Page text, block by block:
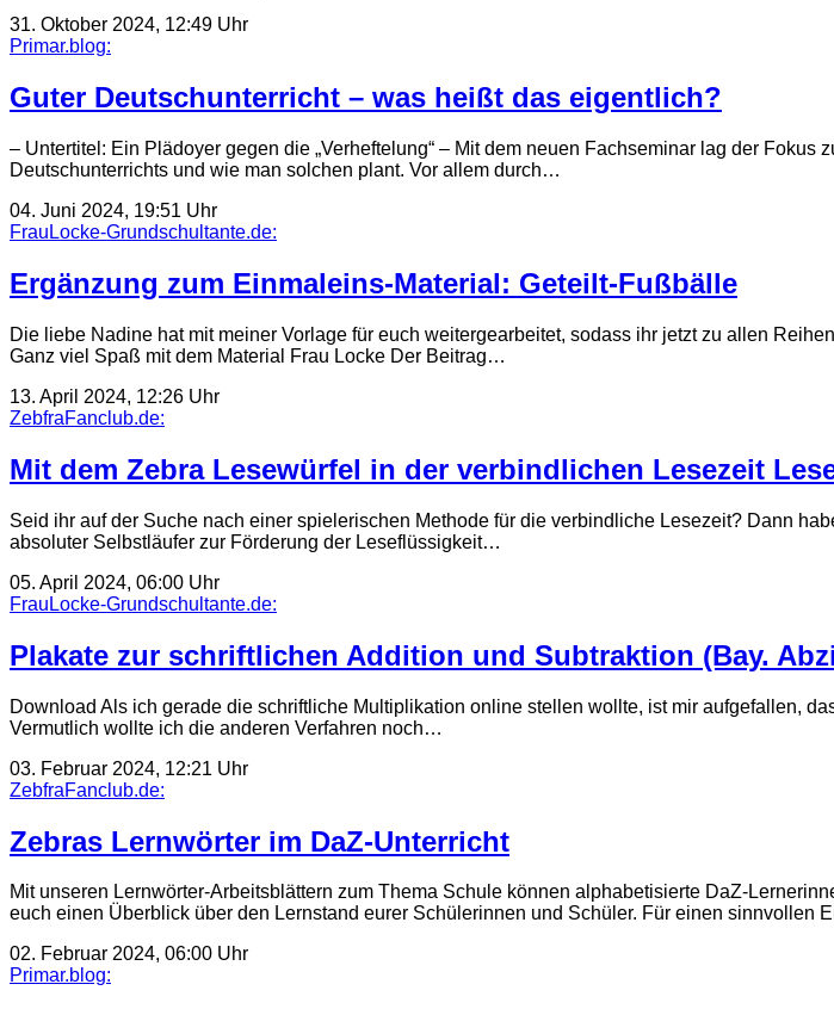
31. Oktober 2024, 12:49 Uhr
Primar.blog:
Guter Deutschunterricht – was heißt das eigentlich?
– Untertitel: Ein Plädoyer gegen die „Verheftelung“ – Mit dem neuen Fachseminar lag der
Deutschunterrichts und wie man solchen plant. Vor allem durch…
04. Juni 2024, 19:51 Uhr
FrauLocke-Grundschultante.de:
Ergänzung zum Einmaleins-Material: Geteilt-Fußbälle
Die liebe Nadine hat mit meiner Vorlage für euch weitergearbeitet, sodass ihr jetzt zu allen
Ganz viel Spaß mit dem Material Frau Locke Der Beitrag…
13. April 2024, 12:26 Uhr
ZebfraFanclub.de:
Mit dem Zebra Lesewürfel in der verbindlichen Lesezeit
Seid ihr auf der Suche nach einer spielerischen Methode für die verbindliche Lesezeit? Dann
absoluter Selbstläufer zur Förderung der Leseflüssigkeit…
05. April 2024, 06:00 Uhr
FrauLocke-Grundschultante.de:
Plakate zur schriftlichen Addition und Subtraktion (Bay.
Download Als ich gerade die schriftliche Multiplikation online stellen wollte, ist mir aufgefallen,
Vermutlich wollte ich die anderen Verfahren noch…
03. Februar 2024, 12:21 Uhr
ZebfraFanclub.de:
Zebras Lernwörter im DaZ-Unterricht
Mit unseren Lernwörter-Arbeitsblättern zum Thema Schule können alphabetisierte DaZ-
euch einen Überblick über den Lernstand eurer Schülerinnen und Schüler. Für einen sinnvollen
02. Februar 2024, 06:00 Uhr
Primar.blog: